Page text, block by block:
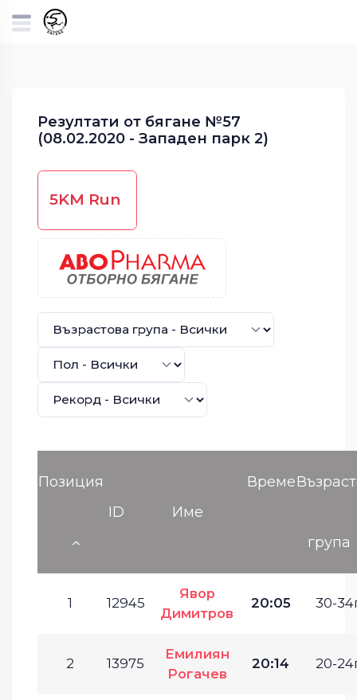
Резултати от бягане №57
(08.02.2020 - Западен парк 2)
5KM Run
Позиция
ID
Име
Време
група
1 12945
Явор
Димитров
20:05 30-
2 13975
Емилиян
Рогачев
20:14 20-